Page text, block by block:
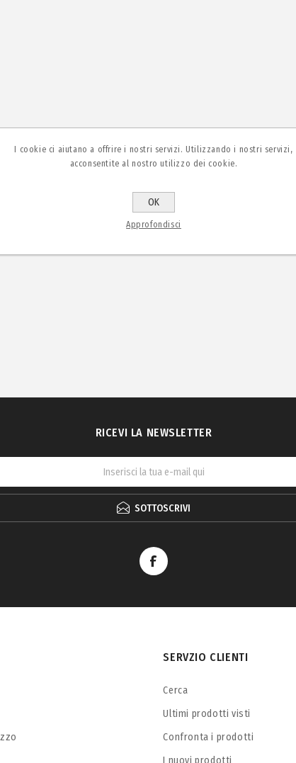
RICEVI LA NEWSLETTER
SOTTOSCRIVI
SERVZIO CLIENTI
Cerca
Ultimi prodotti visti
Confronta i prodotti
I nuovi prodotti
I cookie ci aiutano a offrire i nostri servizi. Utilizzando i nostri servizi,
acconsentite al nostro utilizzo dei cookie.
OK
Approfondisci